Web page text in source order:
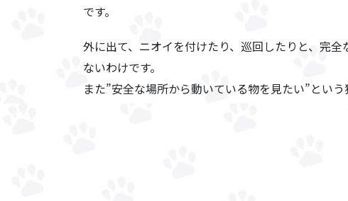
です。
外に出て、ニオイを付けたり、巡回したりと、 完全
ないわけです。
また”安全な場所から動いている物を見たい”とい